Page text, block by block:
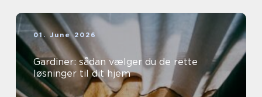
01. June 2026
Gardiner: sådan vælger du de rette
løsninger til dit hjem